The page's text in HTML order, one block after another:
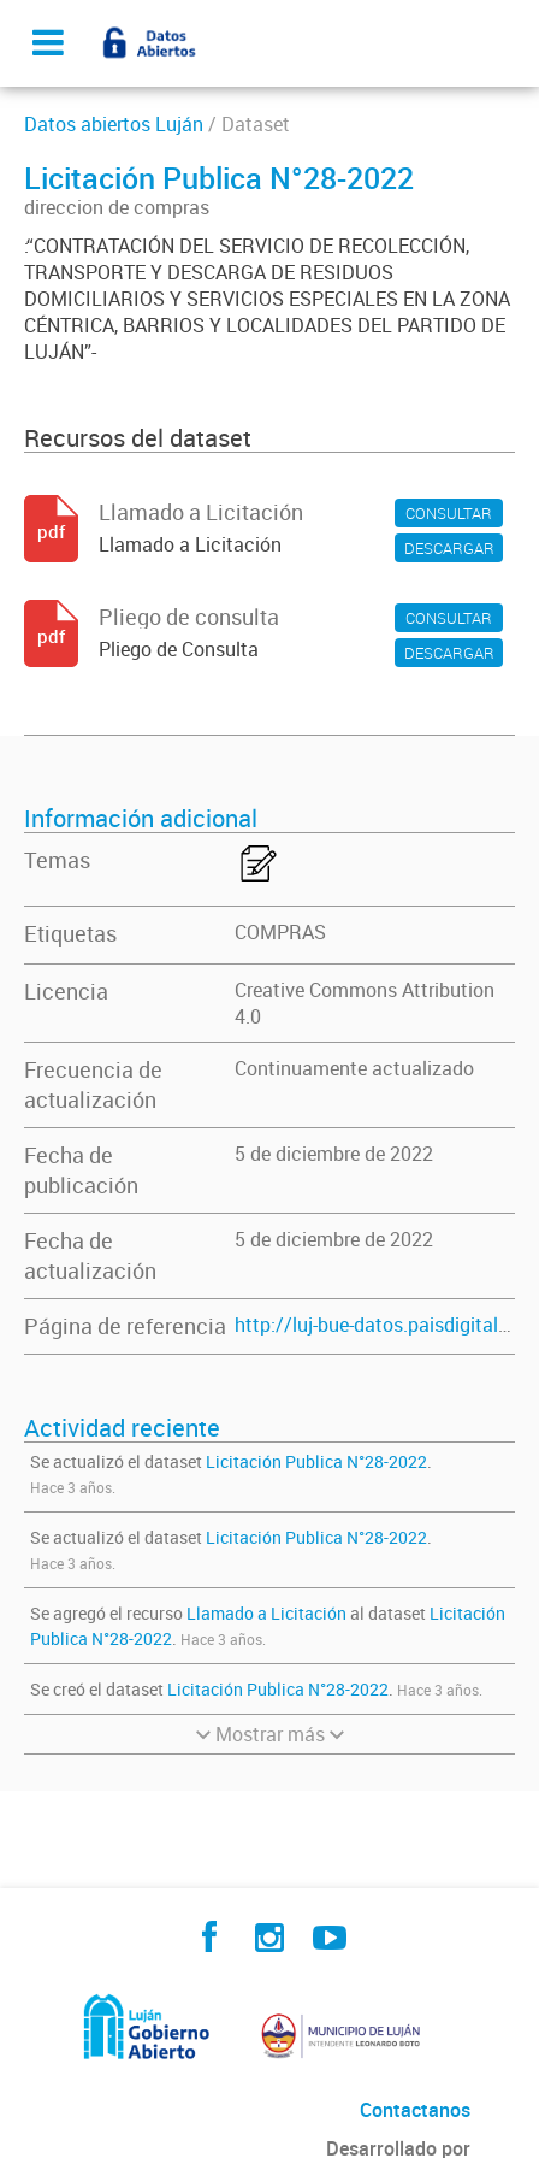
Datos abiertos Luján / Dataset
Licitación Publica N°28-2022
direccion de compras
:“CONTRATACIÓN DEL SERVICIO DE RECOLECCIÓN,
TRANSPORTE Y DESCARGA DE RESIDUOS
DOMICILIARIOS Y SERVICIOS ESPECIALES EN LA ZONA
CÉNTRICA, BARRIOS Y LOCALIDADES DEL PARTIDO DE
LUJÁN”-
Recursos del dataset
CONSULTAR
DESCARGAR
Llamado a Licitación
Llamado a Licitación
pdf
CONSULTAR
DESCARGAR
Pliego de consulta
Pliego de Consulta
pdf
Información adicional
Temas
Etiquetas COMPRAS
Licencia
Creative Commons Attribution
4.0
Frecuencia de
actualización
Continuamente actualizado
Fecha de
publicación
5 de diciembre de 2022
Fecha de
actualización
5 de diciembre de 2022
Página de referencia http://luj-bue-datos.paisdigital.innovacion.gob.ar/dataset/licitacion-publica-n-28-2022
Actividad reciente
Se actualizó el dataset Licitación Publica N°28-2022.
Hace 3 años.
Se actualizó el dataset Licitación Publica N°28-2022.
Hace 3 años.
Se agregó el recurso Llamado a Licitación al dataset Licitación
Publica N°28-2022. Hace 3 años.
Se creó el dataset Licitación Publica N°28-2022. Hace 3 años.
Mostrar más
Contactanos
Desarrollado por